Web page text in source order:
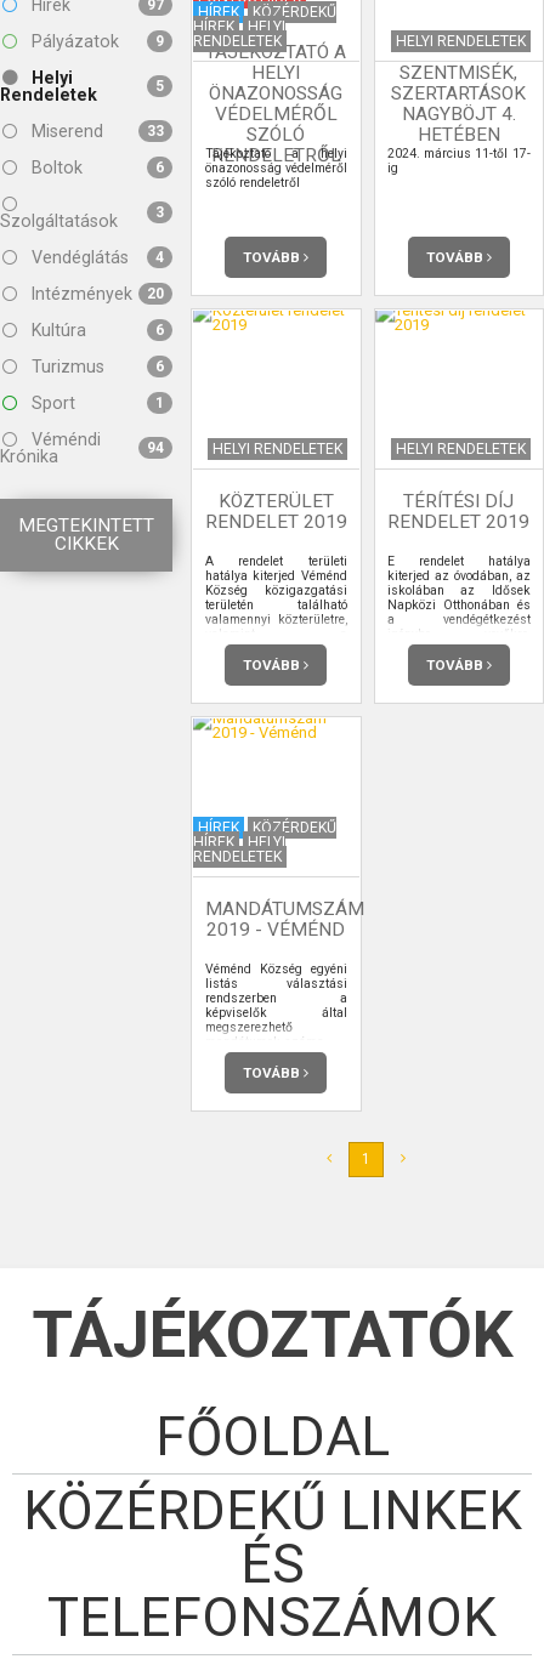
Hírek
97
Pályázatok 9
Helyi
Rendeletek
5
Miserend 33
Boltok 6
Szolgáltatások 3
Vendéglátás 4
Intézmények 20
Kultúra 6
Turizmus 6
Sport 1
Véméndi
Krónika
94
MEGTEKINTETT
CIKKEK
HÍREK
KÖZÉRDEKŰ
HÍREK
HELYI
RENDELETEK
TÁJÉKOZTATÓ A
HELYI
ÖNAZONOSSÁG
VÉDELMÉRŐL
SZÓLÓ
RENDELETRŐL
Tájékoztató a helyi
önazonosság védelméről
szóló rendeletről
TOVÁBB
HELYI RENDELETEK
SZENTMISÉK,
SZERTARTÁSOK
NAGYBÖJT 4.
HETÉBEN
2024. március 11-től 17-
ig
TOVÁBB
HELYI RENDELETEK
KÖZTERÜLET
RENDELET 2019
A rendelet területi
hatálya kiterjed Véménd
Község közigazgatási
területén található
valamennyi közterületre,
valamint a
magántulajdonú
ingatlanoknak- az erről
közhasználat céljára
átadott területrészére (a
továbbiakban együtt:
TOVÁBB
HELYI RENDELETEK
TÉRÍTÉSI DÍJ
RENDELET 2019
E rendelet hatálya
kiterjed az óvodában, az
iskolában az Idősek
Napközi Otthonában és
a vendégétkezést
igénybe vevőkre,
valamint a szünidei
gyermekétkeztetésre.
TOVÁBB
HÍREK
KÖZÉRDEKŰ
HÍREK
HELYI
RENDELETEK
MANDÁTUMSZÁM
2019 - VÉMÉND
Véménd Község egyéni
listás választási
rendszerben a
képviselők által
megszerezhető
mandátumok száma.
TOVÁBB
1
TÁJÉKOZTATÓK
FŐOLDAL
KÖZÉRDEKŰ LINKEK
ÉS
TELEFONSZÁMOK